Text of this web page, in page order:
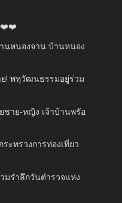
❤️❤️
นหนองจาน บ้านหนอง
ย! พหุวัฒนธรรมอยู่ร่วม
ชาย-หญิง เจ้าบ้านพรัอ
ะทรวงการท่องเที่ยว
มรำลึกวันตำรวจแห่ง